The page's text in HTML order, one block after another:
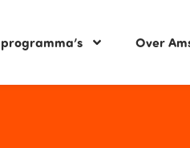
Over